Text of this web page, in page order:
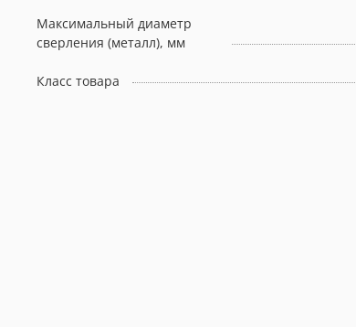
Максимальный диаметр
сверления (металл), мм
Класс товара